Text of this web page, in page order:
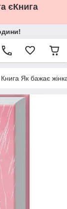
єКнига
Книга Як бажає